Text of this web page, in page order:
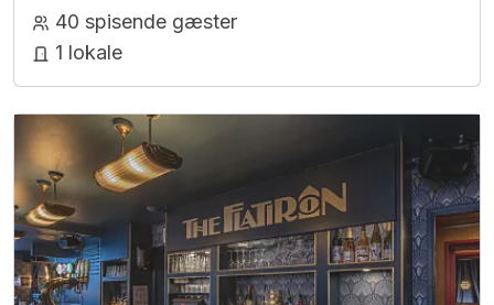
40 spisende gæster
1 lokale